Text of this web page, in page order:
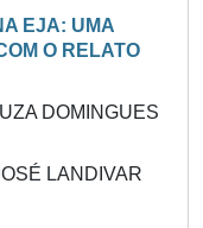
EJA: UMA
O RELATO
DOMINGUES
LANDIVAR